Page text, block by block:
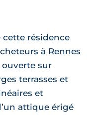
cette résidence
à Rennes
ouverte sur
terrasses et
et
attique érigé